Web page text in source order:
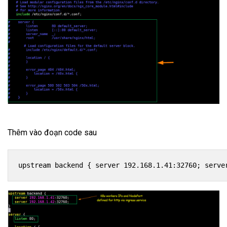
Thêm vào đoạn code sau
upstream backend { server 192.168.1.41:32760;